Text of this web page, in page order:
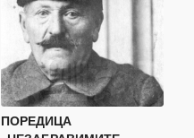
ПОРЕДИЦА